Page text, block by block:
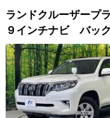
ランドクルーザー
９インチナビ バッ
ークルーズ 禁煙車
キー ＬＥＤヘッド